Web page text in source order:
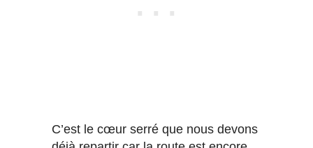
C’est le cœur serré que nous devons